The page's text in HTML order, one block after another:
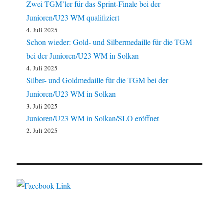
Zwei TGM’ler für das Sprint-Finale bei der
Junioren/U23 WM qualifiziert
4. Juli 2025
Schon wieder: Gold- und Silbermedaille für die TGM
bei der Junioren/U23 WM in Solkan
4. Juli 2025
Silber- und Goldmedaille für die TGM bei der
Junioren/U23 WM in Solkan
3. Juli 2025
Junioren/U23 WM in Solkan/SLO eröffnet
2. Juli 2025